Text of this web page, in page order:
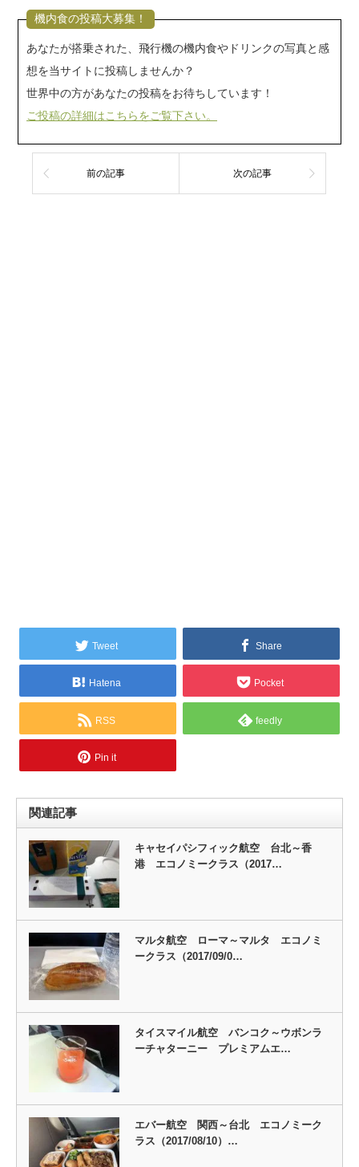
機内食の投稿大募集！
あなたが搭乗された、飛行機の機内食やドリンクの写真と感
想を当サイトに投稿しませんか？
世界中の方があなたの投稿をお待ちしています！
ご投稿の詳細はこちらをご覧下さい。
前の記事 次の記事
Tweet Share
Hatena Pocket
RSS feedly
Pin it
関連記事
キャセイパシフィック航空 台北～香
港 エコノミークラス（2017…
マルタ航空 ローマ～マルタ エコノミ
ークラス（2017/09/0…
タイスマイル航空 バンコク～ウボンラ
ーチャターニー プレミアムエ…
エバー航空 関西～台北 エコノミーク
ラス（2017/08/10）…